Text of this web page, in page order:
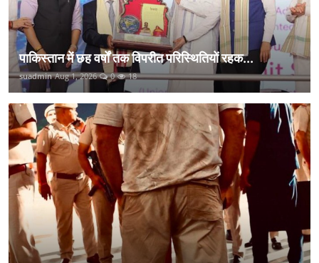
पाकिस्तान में छह वर्षों तक विपरीत परिस्थितियों रहक...
suadmin Aug 1, 2026 0 18